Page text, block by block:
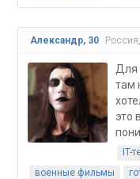
Александр, 30
Для
там
это
IT-
военные фильмы